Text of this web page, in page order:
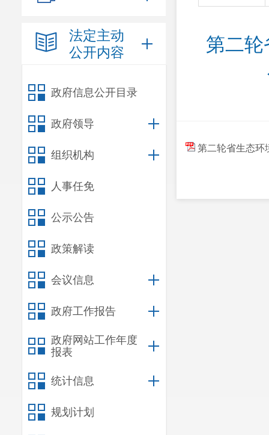
法定主动
公开内容
政府信息公开目录
政府领导
组织机构
人事任免
公示公告
政策解读
会议信息
政府工作报告
政府网站工作年度
报表
统计信息
规划计划
第二
第二轮省生态环